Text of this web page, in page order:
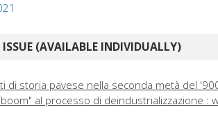
ISSUE (AVAILABLE INDIVIDUALLY)
di storia pavese nella seconda metà del
al processo di deindustrializzazione :